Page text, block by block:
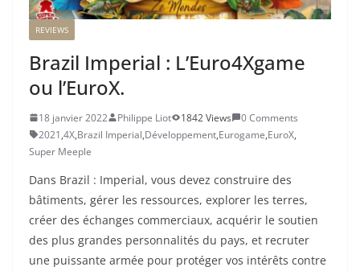
REVIEWS
Brazil Imperial : L’Euro4Xgame
ou l’EuroX.
18 janvier 2022 Philippe Liot 1842 Views
0 Comments
2021,4X,Brazil Imperial,Développement,Eurogame,EuroX,
Super Meeple
Dans Brazil : Imperial, vous devez construire des
bâtiments, gérer les ressources, explorer les terres,
créer des échanges commerciaux, acquérir le soutien
des plus grandes personnalités du pays, et recruter
une puissante armée pour protéger vos intérêts contre